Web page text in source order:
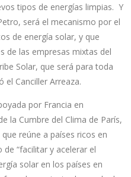
tipos de energías limpias. Y
será el mecanismo por el
de energía solar, y que
de las empresas mixtas del
Solar, que será para toda
el Canciller Arreaza.
por Francia en
la Cumbre del Clima de París,
reúne a países ricos en
“facilitar y acelerar el
solar en los países en